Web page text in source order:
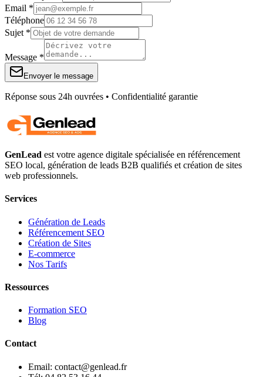
Email *
Téléphone
Sujet *
Message *
Envoyer le message
Réponse sous 24h ouvrées • Confidentialité garantie
GenLead est votre agence digitale spécialisée en référencement
SEO local, génération de leads B2B qualifiés et création de sites
web professionnels.
Services
Génération de Leads
Référencement SEO
Création de Sites
E-commerce
Nos Tarifs
Ressources
Formation SEO
Blog
Contact
Email: contact@genlead.fr